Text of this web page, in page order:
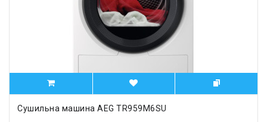
Сушильна машина AEG TR959M6SU